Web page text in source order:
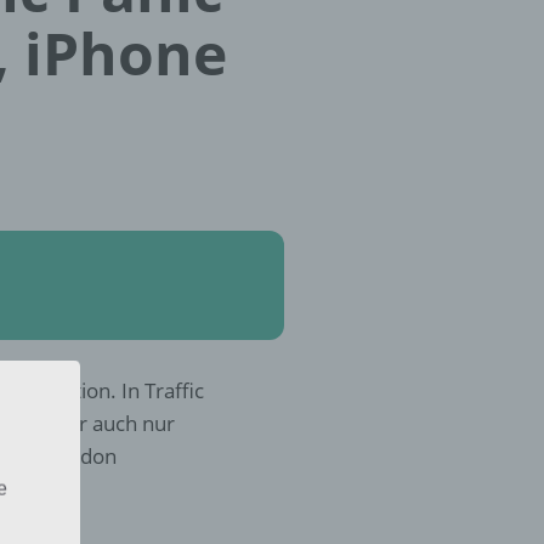
iPhone
Action. In Traffic
wir auch nur
London